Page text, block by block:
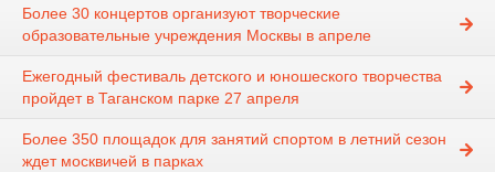
Более 30 концертов организуют творческие
образовательные учреждения Москвы в апреле
Ежегодный фестиваль детского и юношеского творчества
пройдет в Таганском парке 27 апреля
Более 350 площадок для занятий спортом в летний сезон
ждет москвичей в парках